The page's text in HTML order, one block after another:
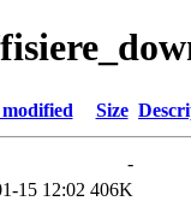
Size
-
15 12:02 406K